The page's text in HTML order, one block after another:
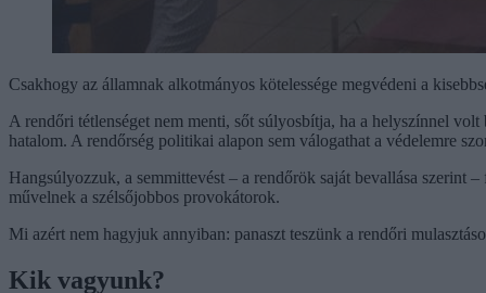
Csakhogy az államnak alkotmányos kötelessége megvédeni a
A rendőri tétlenséget nem menti, sőt súlyosbítja, ha a helyszínnel
hatalom. A rendőrség politikai alapon sem válogathat a védelemre
Hangsúlyozzuk, a semmittevést – a rendőrök saját bevallása
művelnek a szélsőjobbos provokátorok.
Mi azért nem hagyjuk annyiban: panaszt teszünk a rendőri
Kik vagyunk?